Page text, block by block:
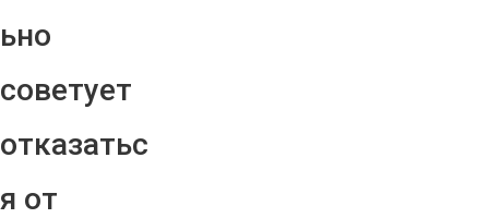
ьно
советует
отказатьс
я от